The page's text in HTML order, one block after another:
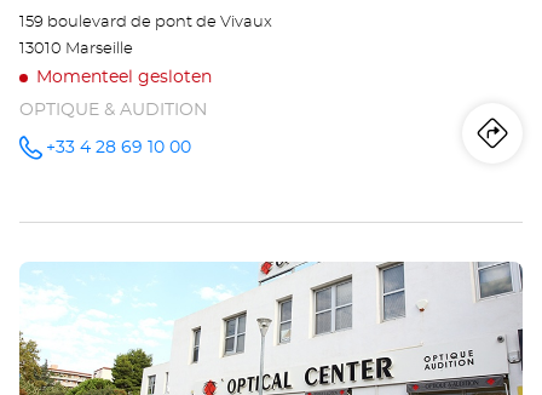
159 boulevard de pont de Vivaux
13010 Marseille
Momenteel gesloten
OPTIQUE & AUDITION
telefoonnummer
+33 4 28 69 10 00
Druk
op
de
ENTER
toets